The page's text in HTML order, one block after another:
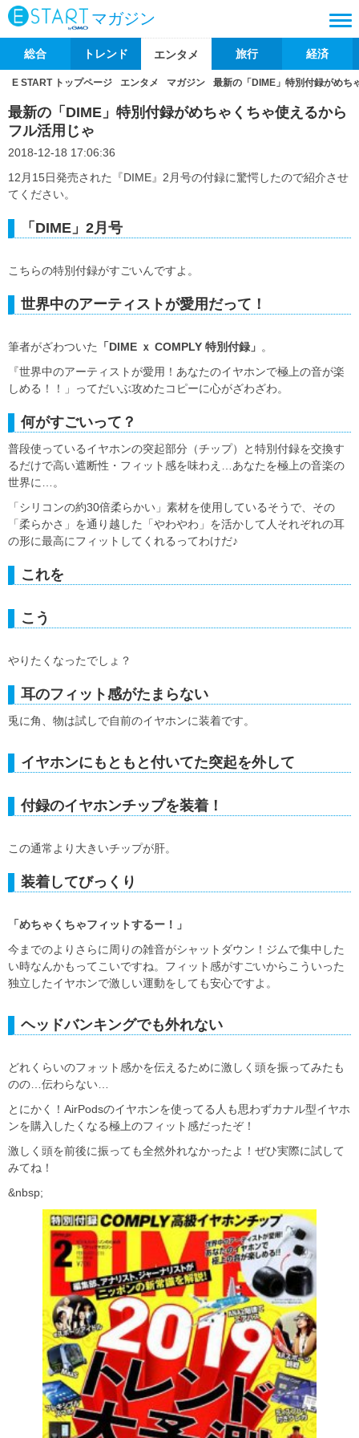
マガジン
総合 トレンド エンタメ 旅行 経済
E START トップページ エンタメ マガジン 最新の「DIME」特別付録がめち
最新の「DIME」特別付録がめちゃくちゃ使えるから
フル活用じゃ
2018-12-18 17:06:36
12月15日発売された『DIME』2月号の付録に驚愕したので紹介させ
てください。
「DIME」2月号
こちらの特別付録がすごいんですよ。
世界中のアーティストが愛用だって！
筆者がざわついた 「DIME ｘ COMPLY 特別付録」 。
『世界中のアーティストが愛用！あなたのイヤホンで極上の音が楽
しめる！！」ってだいぶ攻めたコピーに心がざわざわ。
何がすごいって？
普段使っているイヤホンの突起部分（チップ）と特別付録を交換す
るだけで高い遮断性・フィット感を味わえ…あなたを極上の音楽の
世界に…。
「シリコンの約30倍柔らかい」素材を使用しているそうで、その
「柔らかさ」を通り越した「やわやわ」を活かして人それぞれの耳
の形に最高にフィットしてくれるってわけだ♪
これを
こう
やりたくなったでしょ？
耳のフィット感がたまらない
兎に角、物は試しで自前のイヤホンに装着です。
イヤホンにもともと付いてた突起を外して
付録のイヤホンチップを装着！
この通常より大きいチップが肝。
装着してびっくり
「めちゃくちゃフィットするー！」
今までのよりさらに周りの雑音がシャットダウン！ジムで集中した
い時なんかもってこいですね。フィット感がすごいからこういった
独立したイヤホンで激しい運動をしても安心ですよ。
ヘッドバンキングでも外れない
どれくらいのフォット感かを伝えるために激しく頭を振ってみたも
のの…伝わらない…
とにかく！AirPodsのイヤホンを使ってる人も思わずカナル型イヤホ
ンを購入したくなる極上のフィット感だったぞ！
激しく頭を前後に振っても全然外れなかったよ！ぜひ実際に試して
みてね！
&nbsp;